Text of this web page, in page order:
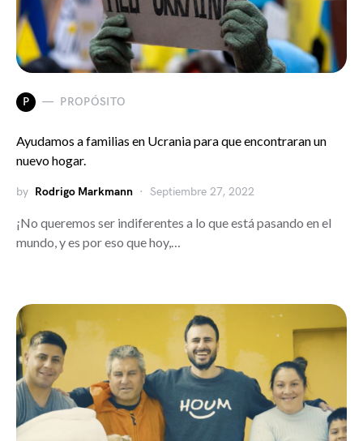
P PROPÓSITO
Ayudamos a familias en Ucrania para que encontraran un
nuevo hogar.
by Rodrigo Markmann Septiembre 27, 2022
¡No queremos ser indiferentes a lo que está pasando en el
mundo, y es por eso que hoy,…